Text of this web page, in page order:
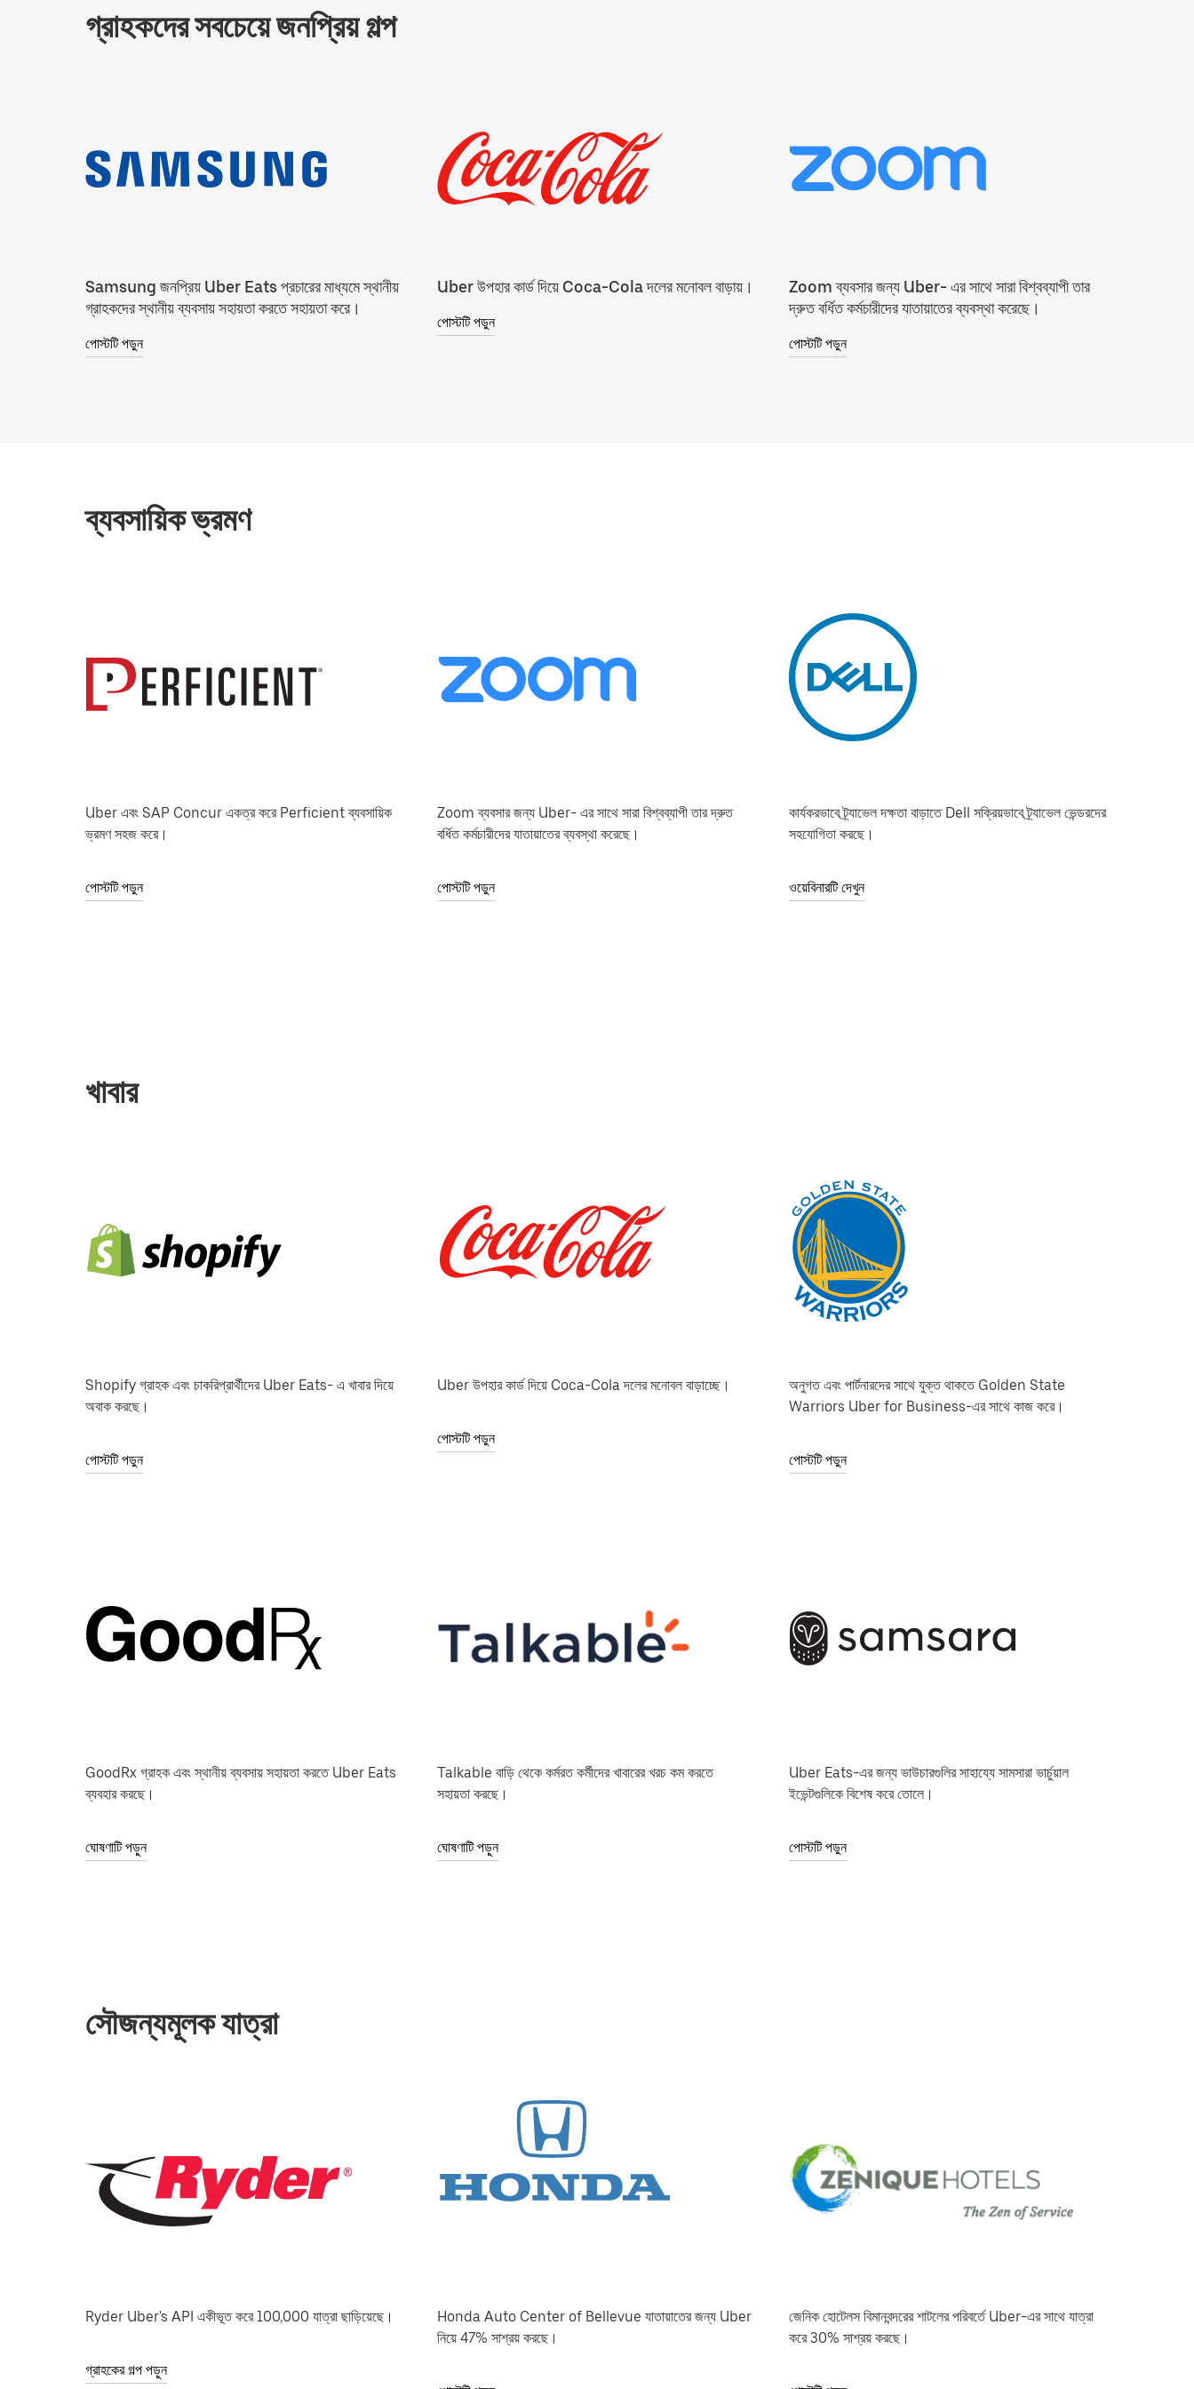
গ্রাহকদের সবচেয়ে জনপ্রিয় গল্প
Samsung জনপ্রিয় Uber Eats প্রচারের মাধ্যমে স্থানীয়
গ্রাহকদের স্থানীয় ব্যবসায় সহায়তা করতে সহায়তা করে।
পোস্টটি পড়ুন
Uber উপহার কার্ড দিয়ে Coca-Cola দলের মনোবল বাড়ায়।
পোস্টটি পড়ুন
Zoom ব্যবসার জন্য Uber- এর সাথে সারা বিশ্বব্যাপী তার
দ্রুত বর্ধিত কর্মচারীদের যাতায়াতের ব্যবস্থা করেছে।
পোস্টটি পড়ুন
ব্যবসায়িক ভ্রমণ
Uber এবং SAP Concur একত্র করে Perficient ব্যবসায়িক
ভ্রমণ সহজ করে।
পোস্টটি পড়ুন
Zoom ব্যবসার জন্য Uber- এর সাথে সারা বিশ্বব্যাপী তার দ্রুত
বর্ধিত কর্মচারীদের যাতায়াতের ব্যবস্থা করেছে।
পোস্টটি পড়ুন
কার্যকরভাবে ট্র্যাভেল দক্ষতা বাড়াতে Dell সক্রিয়ভাবে ট্র্যাভেল ভেন্ডরদের
সহযোগিতা করছে।
ওয়েবিনারটি দেখুন
খাবার
Shopify গ্রাহক এবং চাকরিপ্রার্থীদের Uber Eats- এ খাবার দিয়ে
অবাক করছে।
পোস্টটি পড়ুন
Uber উপহার কার্ড দিয়ে Coca-Cola দলের মনোবল বাড়াচ্ছে।
পোস্টটি পড়ুন
অনুগত এবং পার্টনারদের সাথে যুক্ত থাকতে Golden State
Warriors Uber for Business-এর সাথে কাজ করে।
পোস্টটি পড়ুন
GoodRx গ্রাহক এবং স্থানীয় ব্যবসায় সহায়তা করতে Uber Eats
ব্যবহার করছে।
ঘোষণাটি পড়ুন
Talkable বাড়ি থেকে কর্মরত কর্মীদের খাবারের খরচ কম করতে
সহায়তা করছে।
ঘোষণাটি পড়ুন
Uber Eats-এর জন্য ভাউচারগুলির সাহায্যে সামসারা ভার্চুয়াল
ইভেন্টগুলিকে বিশেষ করে তোলে।
পোস্টটি পড়ুন
সৌজন্যমূলক যাত্রা
Ryder Uber's API একীভূত করে 100,000 যাত্রা ছাড়িয়েছে।
গ্রাহকের গল্প পড়ুন
Honda Auto Center of Bellevue যাতায়াতের জন্য Uber
নিয়ে 47% সাশ্রয় করছে।
জেনিক হোটেলস বিমানবন্দরের শাটলের পরিবর্তে Uber-এর সাথে যাত্রা
করে 30% সাশ্রয় করছে।